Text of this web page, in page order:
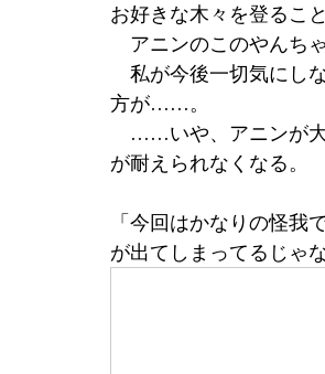
お好きな木々を登るこ
アニンのこのやんち
私が今後一切気にし
方が……。
……いや、アニンが大
が耐えられなくなる。
「今回はかなりの怪我
が出てしまってるじゃな